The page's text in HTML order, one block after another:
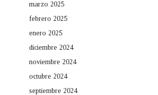
marzo 2025
febrero 2025
enero 2025
diciembre 2024
noviembre 2024
octubre 2024
septiembre 2024